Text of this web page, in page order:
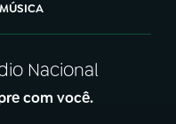
Nacional
com você.